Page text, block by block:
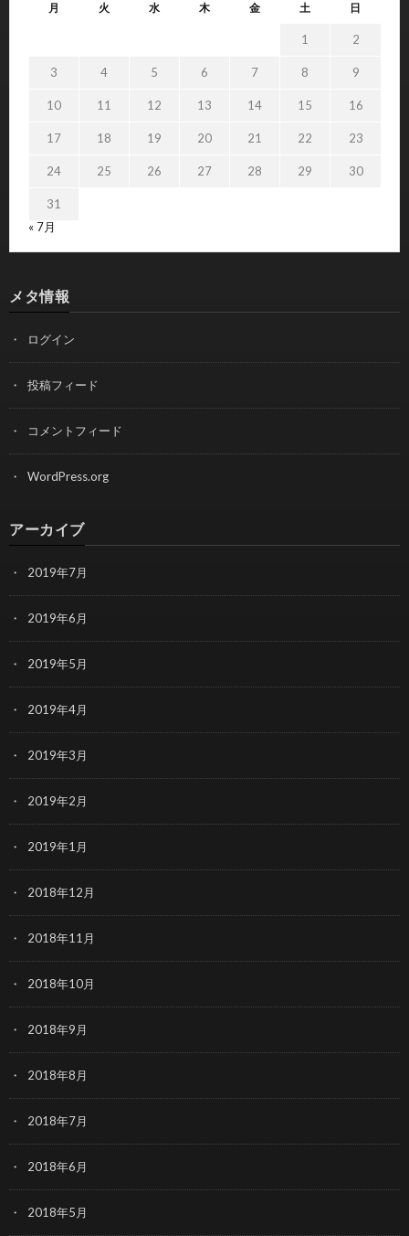
月 火 水 木 金 土 日
1 2
3 4 5 6 7 8 9
10 11 12 13 14 15 16
17 18 19 20 21 22 23
24 25 26 27 28 29 30
31
« 7月
メタ情報
ログイン
投稿フィード
コメントフィード
WordPress.org
アーカイブ
2019年7月
2019年6月
2019年5月
2019年4月
2019年3月
2019年2月
2019年1月
2018年12月
2018年11月
2018年10月
2018年9月
2018年8月
2018年7月
2018年6月
2018年5月